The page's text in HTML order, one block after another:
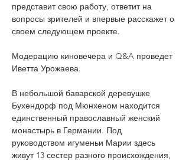
представит свою работу, ответит на
вопросы зрителей и впервые расскажет о
своем следующем проекте.
Модерацию киновечера и Q&A проведет
Иветта Урожаева.
В небольшой баварской деревушке
Бухендорф под Мюнхеном находится
единственный православный женский
монастырь в Германии. Под
руководством игуменьи Марии здесь
живут 13 сестер разного происхождения,